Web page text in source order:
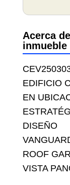
Acerca
inmueble
EDIFICIO
EN
DISEÑO
ROOF
VISTA